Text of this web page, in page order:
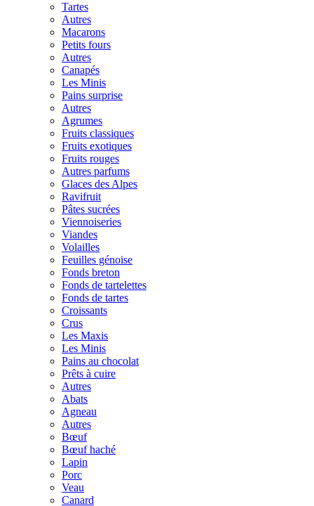
Tartes
Autres
Macarons
Petits fours
Autres
Canapés
Les Minis
Pains surprise
Autres
Agrumes
Fruits classiques
Fruits exotiques
Fruits rouges
Autres parfums
Glaces des Alpes
Ravifruit
Pâtes sucrées
Viennoiseries
Viandes
Volailles
Feuilles génoise
Fonds breton
Fonds de tartelettes
Fonds de tartes
Croissants
Crus
Les Maxis
Les Minis
Pains au chocolat
Prêts à cuire
Autres
Abats
Agneau
Autres
Bœuf
Bœuf haché
Lapin
Porc
Veau
Canard